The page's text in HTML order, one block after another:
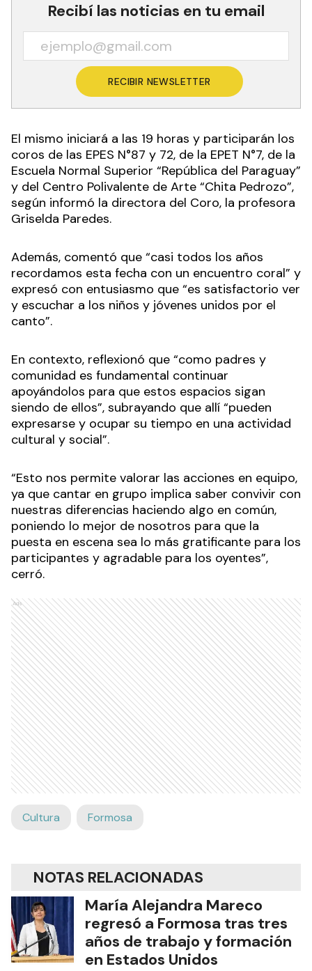
Recibí las noticias en tu email
RECIBIR NEWSLETTER
El mismo iniciará a las 19 horas y participarán los
coros de las EPES N°87 y 72, de la EPET N°7, de la
Escuela Normal Superior “República del Paraguay”
y del Centro Polivalente de Arte “Chita Pedrozo”,
según informó la directora del Coro, la profesora
Griselda Paredes.
Además, comentó que “casi todos los años
recordamos esta fecha con un encuentro coral” y
expresó con entusiasmo que “es satisfactorio ver
y escuchar a los niños y jóvenes unidos por el
canto”.
En contexto, reflexionó que “como padres y
comunidad es fundamental continuar
apoyándolos para que estos espacios sigan
siendo de ellos”, subrayando que allí “pueden
expresarse y ocupar su tiempo en una actividad
cultural y social”.
“Esto nos permite valorar las acciones en equipo,
ya que cantar en grupo implica saber convivir con
nuestras diferencias haciendo algo en común,
poniendo lo mejor de nosotros para que la
puesta en escena sea lo más gratificante para los
participantes y agradable para los oyentes”,
cerró.
Ads
Cultura Formosa
NOTAS RELACIONADAS
María Alejandra Mareco
regresó a Formosa tras tres
años de trabajo y formación
en Estados Unidos